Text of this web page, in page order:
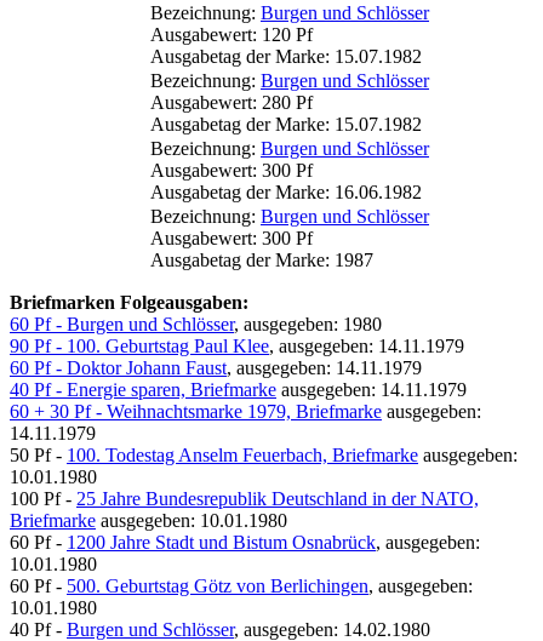
Bezeichnung: Burgen und Schlösser
Ausgabewert: 120 Pf
Ausgabetag der Marke: 15.07.1982
Bezeichnung: Burgen und Schlösser
Ausgabewert: 280 Pf
Ausgabetag der Marke: 15.07.1982
Bezeichnung: Burgen und Schlösser
Ausgabewert: 300 Pf
Ausgabetag der Marke: 16.06.1982
Bezeichnung: Burgen und Schlösser
Ausgabewert: 300 Pf
Ausgabetag der Marke: 1987
Briefmarken Folgeausgaben:
60 Pf - Burgen und Schlösser, ausgegeben: 1980
90 Pf - 100. Geburtstag Paul Klee, ausgegeben: 14.11.1979
60 Pf - Doktor Johann Faust, ausgegeben: 14.11.1979
40 Pf - Energie sparen, Briefmarke ausgegeben: 14.11.1979
60 + 30 Pf - Weihnachtsmarke 1979, Briefmarke ausgegeben:
14.11.1979
50 Pf - 100. Todestag Anselm Feuerbach, Briefmarke ausgegeben:
10.01.1980
100 Pf - 25 Jahre Bundesrepublik Deutschland in der NATO,
Briefmarke ausgegeben: 10.01.1980
60 Pf - 1200 Jahre Stadt und Bistum Osnabrück, ausgegeben:
10.01.1980
60 Pf - 500. Geburtstag Götz von Berlichingen, ausgegeben:
10.01.1980
40 Pf - Burgen und Schlösser, ausgegeben: 14.02.1980